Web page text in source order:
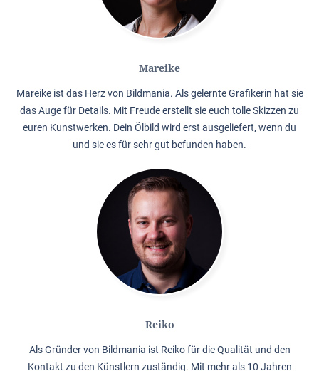
Mareike
Mareike ist das Herz von Bildmania. Als gelernte Grafikerin hat sie
das Auge für Details. Mit Freude erstellt sie euch tolle Skizzen zu
euren Kunstwerken. Dein Ölbild wird erst ausgeliefert, wenn du
und sie es für sehr gut befunden haben.
Reiko
Als Gründer von Bildmania ist Reiko für die Qualität und den
Kontakt zu den Künstlern zuständig. Mit mehr als 10 Jahren